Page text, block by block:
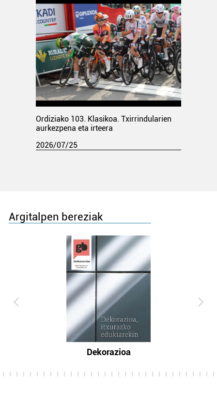
Ordiziako 103. Klasikoa. Txirrindularien
aurkezpena eta irteera
2026/07/25
Argitalpen bereziak
Dekorazioa